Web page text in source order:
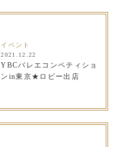
イベント
2021.12.22
YBCバレエコンペティショ
ンin東京★ロビー出店